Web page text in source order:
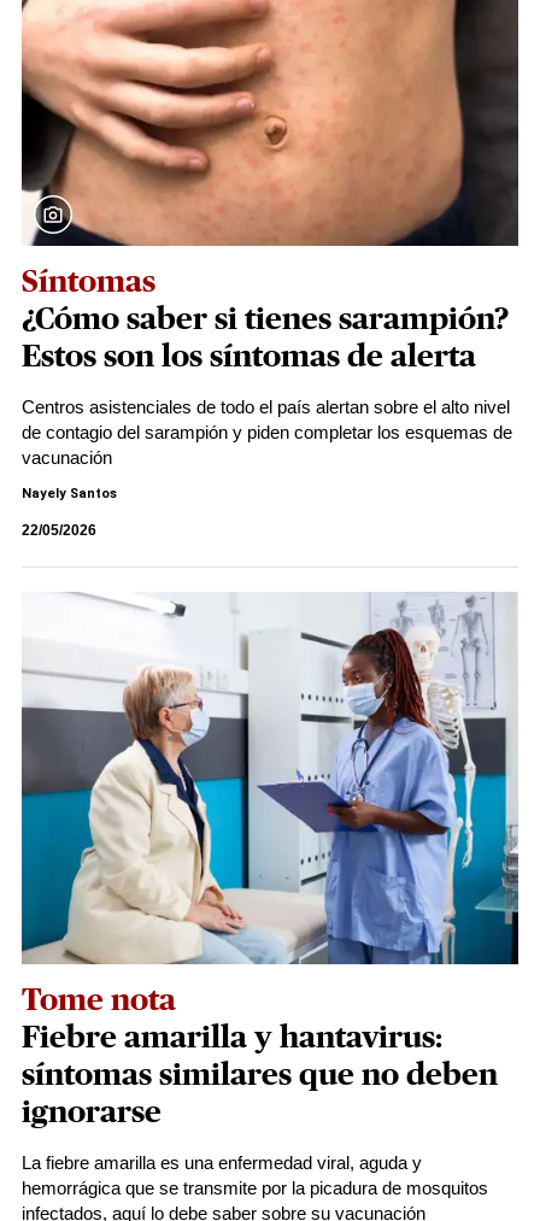
Síntomas
¿Cómo saber si tienes sarampión?
Estos son los síntomas de alerta
Centros asistenciales de todo el país alertan sobre el alto nivel
de contagio del sarampión y piden completar los esquemas de
vacunación
Nayely Santos
22/05/2026
Tome nota
Fiebre amarilla y hantavirus:
síntomas similares que no deben
ignorarse
La fiebre amarilla es una enfermedad viral, aguda y
hemorrágica que se transmite por la picadura de mosquitos
infectados, aquí lo debe saber sobre su vacunación